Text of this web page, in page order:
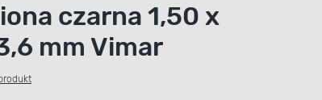
czarna 1,50 x
mm Vimar